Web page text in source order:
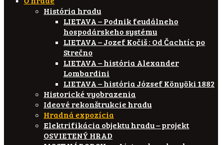
História hradu
LIETAVA – Podnik feudálneho
hospodárskeho systému
LIETAVA – Jozef Kočiš : Od Čachtíc po
Strečno
LIETAVA – história Alexander
Lombardini
LIETAVA – história József Könyöki 1882
Historické vyobrazenia
Ideové rekonštrukcie hradu
Hradná expozícia
Elektrifikácia objektu hradu – projekt
OSVIETENÝ HRAD